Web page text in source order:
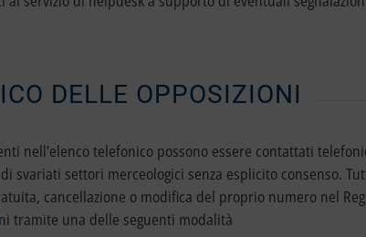
DELLE OPPOSIZIONI
nell’elenco telefonico possono essere contattati
svariati settori merceologici senza esplicito consenso.
cancellazione o modifica del proprio numero nel
tramite una delle seguenti modalità